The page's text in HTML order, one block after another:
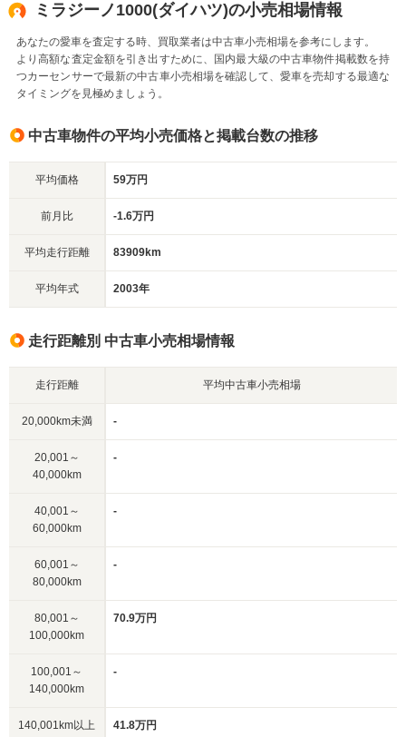
ミラジーノ1000(ダイハツ)の小売相場情報
あなたの愛車を査定する時、買取業者は中古車小売相場を参考にします。
より高額な査定金額を引き出すために、国内最大級の中古車物件掲載数を持
つカーセンサーで最新の中古車小売相場を確認して、愛車を売却する最適な
タイミングを見極めましょう。
中古車物件の平均小売価格と掲載台数の推移
平均価格 59万円
前月比 -1.6万円
平均走行距離 83909km
平均年式 2003年
走行距離別 中古車小売相場情報
走行距離 平均中古車小売相場
20,000km未満 -
20,001～
40,000km
-
40,001～
60,000km
-
60,001～
80,000km
-
80,001～
100,000km
70.9万円
100,001～
140,000km
-
140,001km以上 41.8万円